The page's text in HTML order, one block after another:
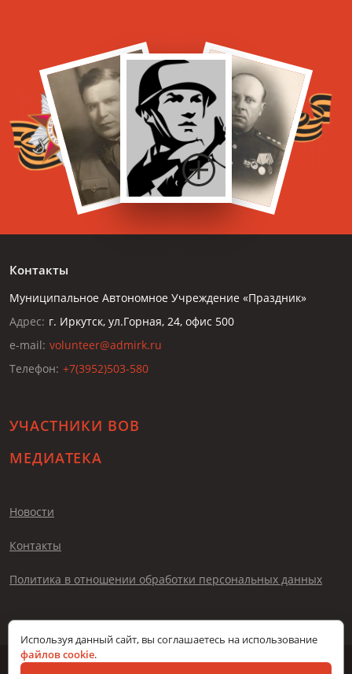
Контакты
Муниципальное Автономное Учреждение «Праздник»
Адрес: г. Иркутск, ул.Горная, 24, офис 500
e-mail: volunteer@admirk.ru
Телефон: +7(3952)503-580
УЧАСТНИКИ ВОВ
МЕДИАТЕКА
Новости
Контакты
Политика в отношении обработки персональных данных
Используя данный сайт, вы соглашаетесь на использование
файлов cookie.